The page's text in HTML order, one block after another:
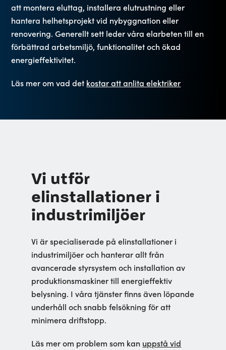
att montera eluttag, installera elutrustning eller
hantera helhetsprojekt vid nybyggnation eller
renovering. Generellt sett leder våra elarbeten till en
förbättrad arbetsmiljö, funktionalitet och ökad
energieffektivitet.
Läs mer om vad det kostar att anlita elektriker
Vi utför
elinstallationer i
industrimiljöer
Vi är specialiserade på elinstallationer i
industrimiljöer och hanterar allt från
avancerade styrsystem och installation av
produktionsmaskiner till energieffektiv
belysning. I våra tjänster finns även löpande
underhåll och snabb felsökning för att
minimera driftstopp.
Läs mer om problem som kan uppstå vid